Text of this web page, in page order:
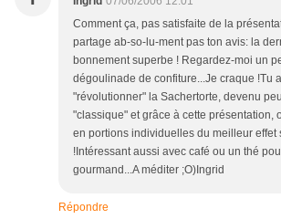
Comment ça, pas satisfaite de la
partage ab-so-lu-ment pas ton avis: la
bonnement superbe ! Regardez-moi un
dégoulinade de confiture...Je craque !Tu
"révolutionner" la Sachertorte, devenu
"classique" et grâce à cette présentation,
en portions individuelles du meilleur effet
!Intéressant aussi avec café ou un thé
gourmand...A méditer ;O)Ingrid
Répondre